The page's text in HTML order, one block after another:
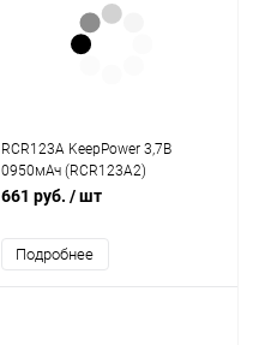
RCR123A KeepPower 3,7В
0950мАч (RCR123A2)
Защищенный Li-Ion аккумулятор
661 руб. / шт
Подробнее